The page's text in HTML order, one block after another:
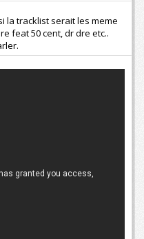
la tracklist serait les meme
feat 50 cent, dr dre etc..